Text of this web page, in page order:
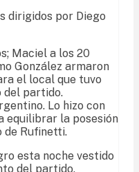
dirigidos por Diego
Maciel a los 20
González armaron
el local que tuvo
del partido.
Lo hizo con
equilibrar la posesión
de Rufinetti.
esta noche vestido
del partido.